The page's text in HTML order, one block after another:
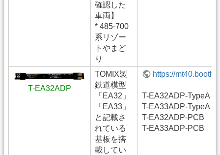
確認した
車両】
* 485-700
系リゾー
トやまど
り
T-EA32ADP
TOMIX製
鉄道模型
「EA32」
「EA33」
と記載さ
れている
基板を搭
載してい
https://
T-EA32ADP-TypeA
T-EA33ADP-TypeA
T-EA32ADP-PCB
T-EA33ADP-PCB